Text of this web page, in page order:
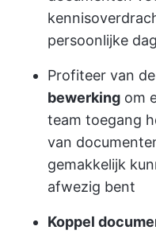
persoonlijke
Profiteer van
bewerking om
team toegang
van
gemakkelijk
afwezig bent
Koppel